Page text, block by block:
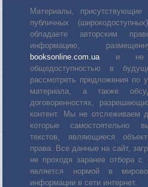
Материалы,
публичных
обладаете авторским
информацию,
booksonline.com.uaи не
общедоступностью в
рассмотреть предложения по
материала, а также
договоренностях,
контент. Мы не отслеживаем
которые самостоятельно
текстов, являющиеся
права. Все данные на сайт,
не проходя заранее отбора
является нормой в
информации в сети интернет.